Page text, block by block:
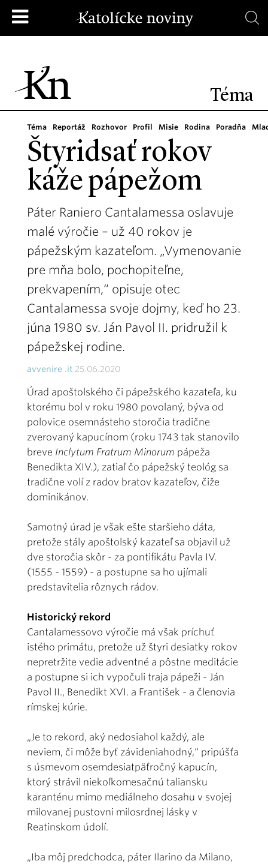
Téma
Téma Reportáž Rozhovor Profil Misie Rodina Poradňa
Štyridsať rokov
káže pápežom
Páter Raniero Cantalamessa oslavuje
malé výročie – už 40 rokov je
pápežským kazateľom. „Vymenovanie
pre mňa bolo, pochopiteľne,
prekvapením,“ opisuje otec
Cantalamessa svoje dojmy, keď ho 23.
júna 1980 sv. Ján Pavol II. pridružil k
pápežskej rodine.
avvenire .it 25.06.2020
Úrad apoštolského či pápežského kazateľa, ku
ktorému bol v roku 1980 povolaný, býva od
polovice osemnásteho storočia tradične
zverovaný kapucínom (roku 1743 tak stanovilo
breve Inclytum Fratrum Minorum pápeža
Benedikta XIV.), zatiaľ čo pápežský teológ sa
tradične volí z radov bratov kazateľov, čiže
dominikánov.
Samotný úrad je však ešte staršieho dáta,
pretože stály apoštolský kazateľ sa objavil už
dve storočia skôr - za pontifikátu Pavla IV.
(1555 - 1559) - a postupne sa ho ujímali
predstavitelia rôznych rádov.
Historický rekord
Cantalamessovo výročie má však príchuť
istého primátu, pretože už štyri desiatky rokov
nepretržite vedie adventné a pôstne meditácie
a postupne si ich vypočuli traja pápeži - Ján
Pavol II., Benedikt XVI. a František - a členovia
rímskej kúrie.
„Je to rekord, aký nedosiahol každý, ale
neviem, či môže byť závideniahodný,“ pripúšťa
s úsmevom osemdesiatpäťročný kapucín,
ktorý strávil niekoľkomesačnú taliansku
karanténu mimo mediálneho dosahu v svojej
milovanej pustovni milosrdnej lásky v
Reatinskom údolí.
„Iba môj predchodca, páter Ilarino da Milano,